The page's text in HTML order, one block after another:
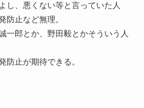
し、悪くない等と言っていた人
防止など無理。
一郎とか、野田毅とかそういう人
防止が期待できる。